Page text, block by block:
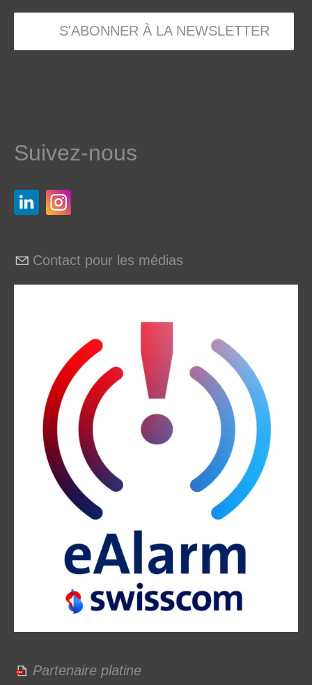
S'ABONNER À LA NEWSLETTER
Suivez-nous
Contact pour les médias
Partenaire platine